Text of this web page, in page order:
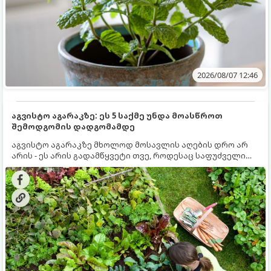
2026/08/07 12:46
აგვისტო აგარაკზე: ეს 5 საქმე უნდა მოასწროთ
შემოდგომის დადგომამდე
აგვისტო აგარაკზე მხოლოდ მოსავლის აღების დრო არ
არის - ეს არის გადამწყვეტი თვე, როდესაც საფუძველი
ეყრება მომავალი წლის მოსავალს და ბაღი მზადდება
შემოდგომა-ზამთრის სეზონისთვის. იმისათვის, რომ
ნიადაგმა ენერგია აღიდგინოს, ხოლო მცენარეებმა
ზამთარს გაუძლონ, აგვისტოს ბოლომდე 5
მნიშვნელოვანი საქმის გაკეთება უნდა მოასწროთ: